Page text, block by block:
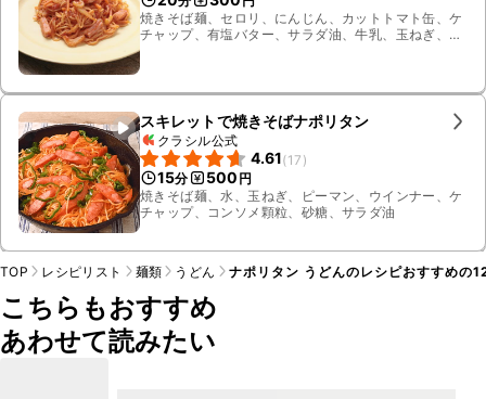
焼きそば麺、セロリ、にんじん、カットトマト缶、ケ
チャップ、有塩バター、サラダ油、牛乳、玉ねぎ、
スキレットで焼きそばナポリタン
クラシル公式
4.61(17 )
15分 500 円
焼きそば麺、水、玉ねぎ、ピーマン、ウインナー、ケ
チャップ、コンソメ顆粒、砂糖、サラダ油
TOP レシピリスト 麺類 うどん ナポリタン うどんのレシピおすすめの
こちらもおすすめ
あわせて読みたい